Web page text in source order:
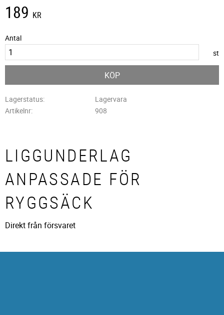
189 KR
Antal
st
KÖP
Lagerstatus
Lagervara
Artikelnr
908
LIGGUNDERLAG
ANPASSADE FÖR
RYGGSÄCK
Direkt från försvaret